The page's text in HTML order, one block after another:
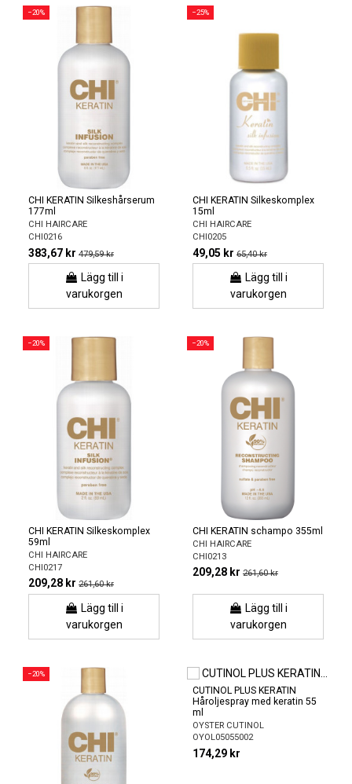
−20%
CHI KERATIN Silkeshårserum
177ml
CHI HAIRCARE
CHI0216
383,67 kr 479,59 kr
Lägg till i
varukorgen
−25%
CHI KERATIN Silkeskomplex
15ml
CHI HAIRCARE
CHI0205
49,05 kr 65,40 kr
Lägg till i
varukorgen
−20%
CHI KERATIN Silkeskomplex
59ml
CHI HAIRCARE
CHI0217
209,28 kr 261,60 kr
Lägg till i
varukorgen
−20%
CHI KERATIN schampo 355ml
CHI HAIRCARE
CHI0213
209,28 kr 261,60 kr
Lägg till i
varukorgen
−20%
CUTINOL PLUS KERATIN
Håroljespray med keratin 55
ml
OYSTER CUTINOL
OYOL05055002
174,29 kr